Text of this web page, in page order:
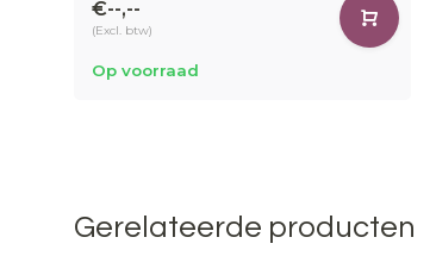
€--,--
(Excl. btw)
Op voorraad
Gerelateerde producten